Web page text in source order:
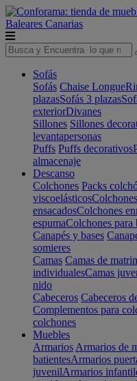
Baleares Canarias
Sofás
Sofás Chaise Longue
plazasSofás 3 plazas
exteriorDivanes
Sillones Sillones
levantapersonas
Puffs Puffs decorativos
almacenaje
Descanso
Colchones Packs
viscoelásticos
ensacadosColchones
espumaColchones para
Canapés y bases
somieres
Camas Camas de
individualesCamas
nido
Cabeceros Cabeceros
Complementos para
colchones
Muebles
Armarios Armarios de
batientesArmarios
juvenilArmarios